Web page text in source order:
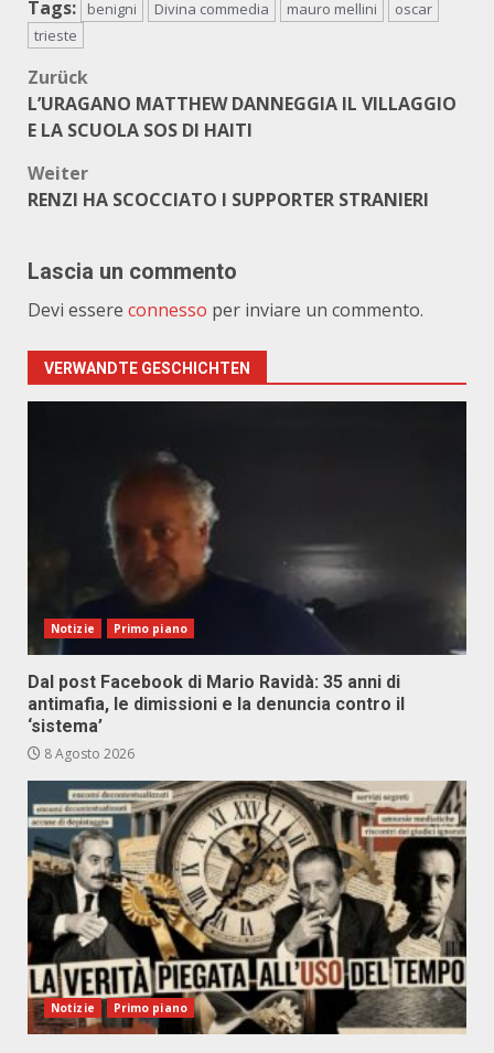
Tags: benigni Divina commedia mauro mellini
oscar
trieste
Beitragsnavigation
Zurück
L’URAGANO MATTHEW DANNEGGIA IL VILLAGGIO
E LA SCUOLA SOS DI HAITI
Weiter
RENZI HA SCOCCIATO I SUPPORTER STRANIERI
Lascia un commento
Devi essere connesso per inviare un commento.
VERWANDTE GESCHICHTEN
Notizie Primo piano
Dal post Facebook di Mario Ravidà: 35 anni di
antimafia, le dimissioni e la denuncia contro il
‘sistema’
8 Agosto 2026
Notizie Primo piano